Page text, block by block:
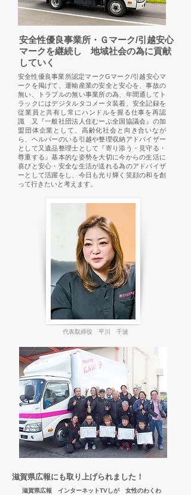
安全性優良事業所・Ｇマーク/引越安心
マークを継続し 地域社会の為に貢献
していく
安全性優良事業所認定マークGマーク/引越安心マ
ークを掲げて、運輸産業の安全と安心を、事故の
無い、トラブルの無い事業所の為、年間通してト
ラックにはデジタルタコメータ装着、安全記録を
従業員と共有し常にハンドルを握る仕事を再認
識 又『一般社団法人住むーぶ全国協議会』の加
盟団体企業として、高齢化社会と向き合いなが
ら、ヘルパーのいる引越や整理収納アドバイザー
として又遺品整理士として『寄り添う・見守る・
尊重する』基本的な姿勢を大切に今からの生活に
喜びと安心・安全な生活が送れる為のアドバイザ
ーとして活躍をし、今日も光り輝く笑顔の和を創
って行きたいと考えます。
代表取締役 平川 千波
滋賀県広報にも取り上げられました！
滋賀県広報 インターネットTVしが 女性のわくわ